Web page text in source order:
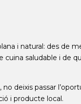
i natural: des de
cuina saludable i de
deixis passar
i producte local.